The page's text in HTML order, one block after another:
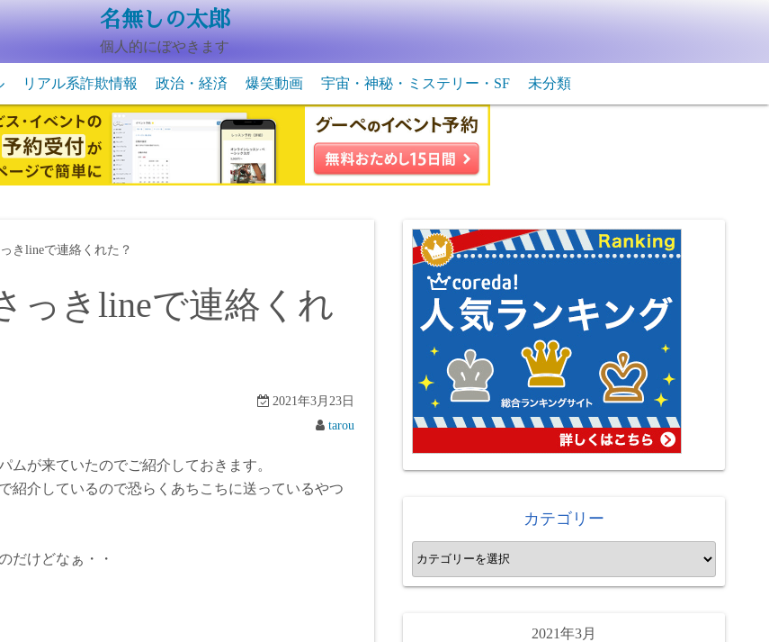
名無しの太郎
個人的にぼやきます
リアル系詐欺情報 政治・経済 爆笑動画
動物系の爆笑動画
宇宙・神秘・ミステリー・SF
未確認生物・飛行物体
宇宙・ＳＦ
未分類
きlineで連絡くれた？
っきlineで連絡くれ
2021年3月23日
tarou
が来ていたのでご紹介しておきます。
紹介しているので恐らくあちこちに送っているやつ
だけどなぁ・・
カテゴリー
カ
テ
2021年3月